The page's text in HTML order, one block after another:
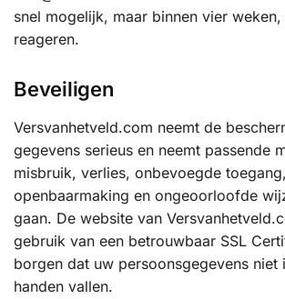
snel mogelijk, maar binnen vier
reageren.
Beveiligen
Versvanhetveld.com neemt de
gegevens serieus en neemt passende
misbruik, verlies, onbevoegde
openbaarmaking en ongeoorloofde
gaan. De website van
gebruik van een betrouwbaar SSL
borgen dat uw persoonsgegevens niet
handen vallen.